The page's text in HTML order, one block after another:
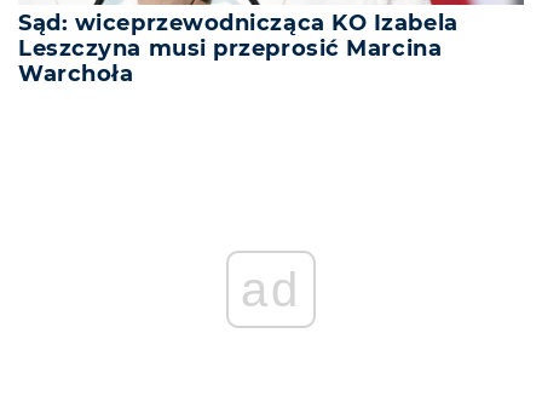
Sąd: wiceprzewodnicząca KO Izabela
Leszczyna musi przeprosić Marcina
Warchoła